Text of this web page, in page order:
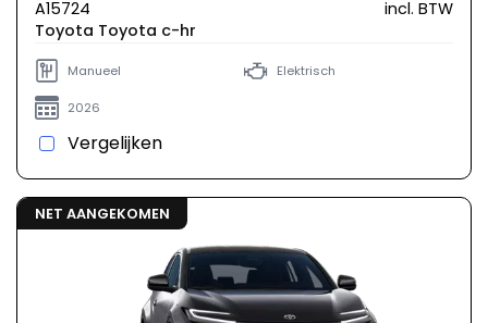
A15724
incl. BTW
Toyota Toyota c-hr
Manueel Elektrisch
2026
Vergelijken
NET AANGEKOMEN